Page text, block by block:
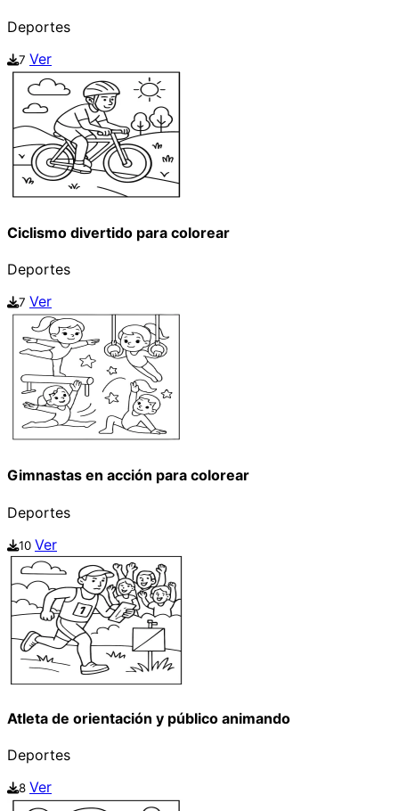
Deportes
7 Ver
Ciclismo divertido para colorear
Deportes
7 Ver
Gimnastas en acción para colorear
Deportes
10 Ver
Atleta de orientación y público animando
Deportes
8 Ver